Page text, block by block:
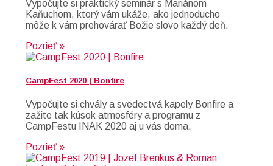
Vypočujte si praktický seminár s Mariánom
Kaňuchom, ktorý vám ukáže, ako jednoducho
môže k vám prehovárať Božie slovo každý deň.
Pozrieť »
CampFest 2020 | Bonfire
Vypočujte si chvály a svedectvá kapely Bonfire a
zažite tak kúsok atmosféry a programu z
CampFestu INAK 2020 aj u vás doma.
Pozrieť »